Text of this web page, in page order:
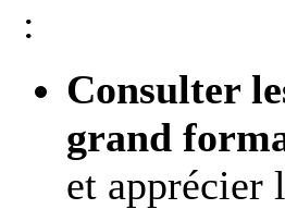
:
Consulter
grand
et apprécier